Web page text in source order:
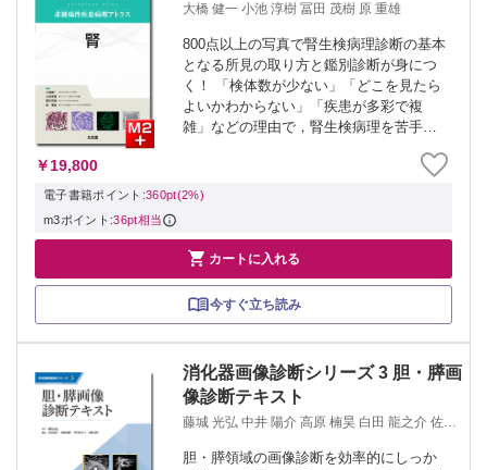
大橋 健一 小池 淳樹 冨田 茂樹 原 重雄
800点以上の写真で腎生検病理診断の基本
となる所見の取り方と鑑別診断が身につ
く！ 「検体数が少ない」「どこを見たら
よいかわからない」「疾患が多彩で複
雑」などの理由で，腎生検病理を苦手と
生検病理診断を行ううえで，まずは押さ
えておきたい病理所見の基本的な取り方
￥19,800
電子書籍ポイント:360pt(2%)
m3ポイント:36pt相当
 カートに入れる
今すぐ立ち読み
消化器画像診断シリーズ 3 胆・膵画
像診断テキスト
藤城 光弘 中井 陽介 高原 楠昊 白田 龍之介 佐藤
胆・膵領域の画像診断を効率的にしっか